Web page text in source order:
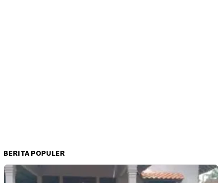
BERITA POPULER